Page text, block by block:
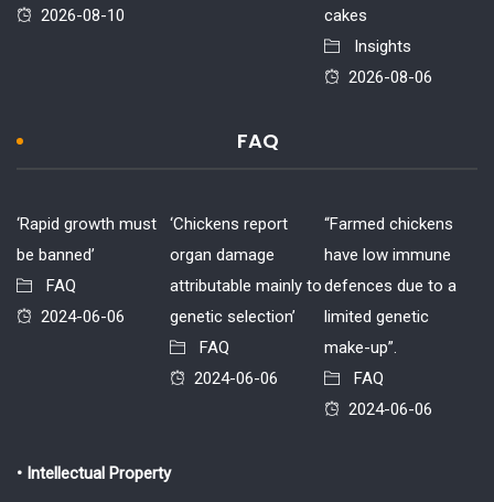
2026-08-10
cakes
Insights
2026-08-06
FAQ
‘Rapid growth must
be banned’
FAQ
2024-06-06
‘Chickens report
organ damage
attributable mainly to
genetic selection’
FAQ
2024-06-06
“Farmed chickens
have low immune
defences due to a
limited genetic
make-up”.
FAQ
2024-06-06
• Intellectual Property